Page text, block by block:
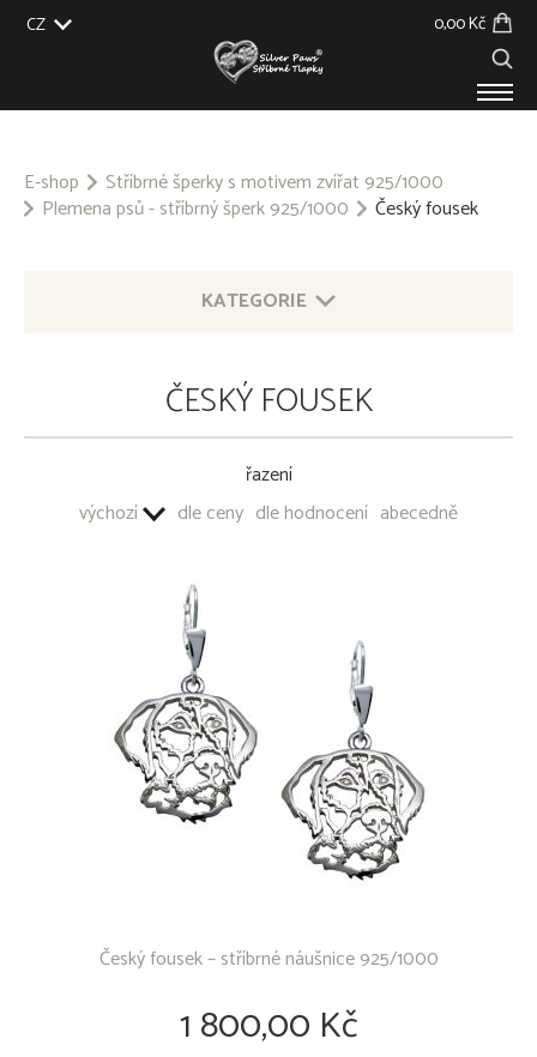
CZ
0,00 Kč
GALERIE
E-shop
Stříbrné šperky s motivem zvířat 925/1000
Plemena psů - stříbrný šperk 925/1000
Český fousek
KATEGORIE
Plemena psů - stříbrný šperk 925/1000
Afghánský chrt
Akita Inu
Americký bezsrstý terrier
Americký kokršpaněl
Americký pitbull teriér
Americký stafordšírský teriér
Anglický buldok
Anglický kokršpaněl
Anglický špringršpaněl
ČESKÝ FOUSEK
řazení
výchozí
dle ceny dle hodnocení abecedně
Český fousek – stříbrné náušnice 925/1000
1 800,00 Kč